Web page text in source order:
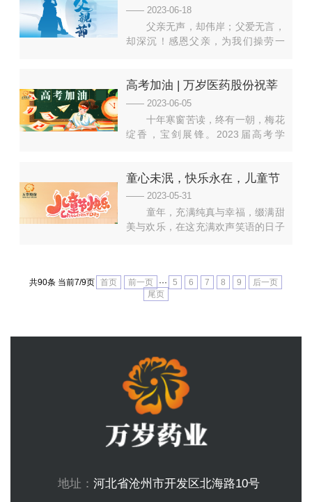
甜蜜恋情中的你，一
见“粽”情、“粽”成眷属；祝天下所有
人，美好接“粽”而来。
伴，祝天下父亲节日快乐！
—— 2023-06-18
父亲无声，却伟岸；父爱无言，
却深沉！感恩父亲，为我们操劳一
父亲献上祝福，愿您身体健康，幸福
平安，祝您节日快乐，天天快乐！
高考加油 | 万岁医药股份祝莘
莘学子，落笔如生花，金榜题
名！
—— 2023-06-05
十年寒窗苦读，终有一朝，梅花
绽香，宝剑展锋。2023届高考学
里的巅峰，也是你们的制胜法宝。路
虽远，行则将至。稳定心态，砥砺奋
进，我们一定能赢！一定能行！蟾宫
折桂，高考功成！加油！！！
童心未泯，快乐永在，儿童节
快乐！
—— 2023-05-31
童年，充满纯真与幸福，缀满甜
美与欢乐，在这充满欢声笑语的日子
趣~六一儿童节快乐呀~
共90条 当前7/9页 首页 前一页 ··· 5 6 7 8 9
后一页
尾页
地址：河北省沧州市开发区北海路10号